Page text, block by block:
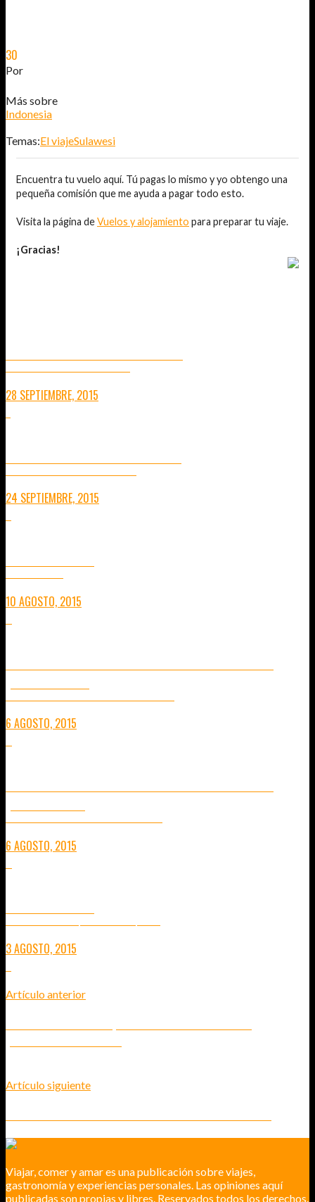
30
Por
Más sobre
Indonesia
Temas:El viajeSulawesi
Encuentra tu vuelo aquí. Tú pagas lo mismo y yo obtengo una
pequeña comisión que me ayuda a pagar todo esto.
Visita la página deVuelos y alojamiento para preparar tu viaje.
¡Gracias!
28 SEPTIEMBRE, 2015
24 SEPTIEMBRE, 2015
10 AGOSTO, 2015
6 AGOSTO, 2015
6 AGOSTO, 2015
3 AGOSTO, 2015
Artículo anterior
Artículo siguiente
Viajar, comer y amar es una publicación sobre viajes,
gastronomía y experiencias personales. Las opiniones aquí
publicadas son propias y libres. Reservados todos los derechos.